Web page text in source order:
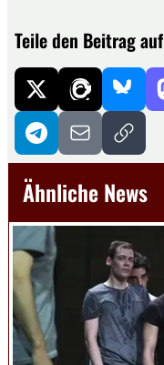
Teile den Beitrag auf
Ähnliche News